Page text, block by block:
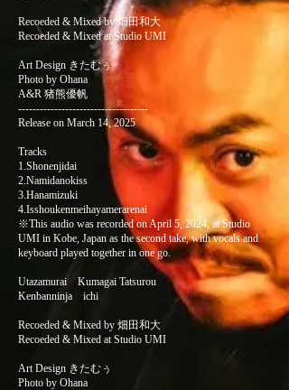
Recoeded & Mixed by 畑田和大
Recoeded & Mixed at Studio UMI
Art Design きたむぅ
Photo by Ohana
A&R 猪熊優帆
------------------------------------
Release on March 14, 2025
Tracks
1.Shonenjidai
2.Namidanokiss
3.Hanamizuki
4.Isshoukenmeihayamerarenai
※This audio was recorded on April 5, 2024, at Studio
UMI in Kobe, Japan as the second take, with vocals and
keyboard played together in one go.
Utazamurai Kumagai Tatsurou
Kenbanninja ichi
Recoeded & Mixed by 畑田和大
Recoeded & Mixed at Studio UMI
Art Design きたむぅ
Photo by Ohana